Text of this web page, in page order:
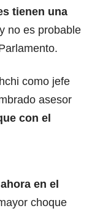
tienen una
y no es probable
como jefe
asesor
con el
en el
choque